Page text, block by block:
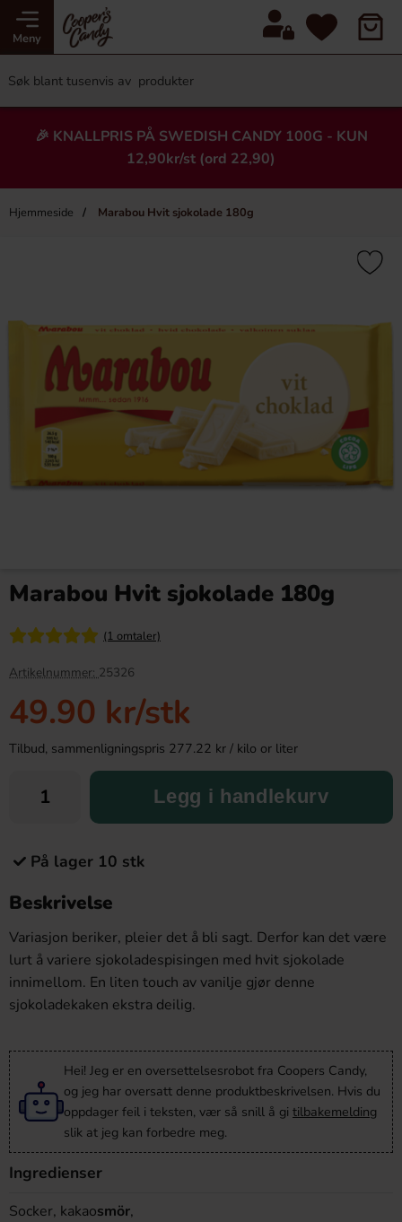
Meny
🎉 KNALLPRIS PÅ SWEDISH CANDY 100G - KUN
12,90kr/st (ord 22,90)
Hjemmeside Marabou Hvit sjokolade 180g
×
frutti 2.6kg
349.90 kr
Marabou Hvit sjokolade 180g
(1 omtaler)
Artikelnummer: 25326
49.90 kr/stk
Tilbud, sammenligningspris 277.22 kr / kilo or liter
Legg i handlekurv
På lager 10 stk
Beskrivelse
Variasjon beriker, pleier det å bli sagt. Derfor kan det være
lurt å variere sjokoladespisingen med hvit sjokolade
innimellom. En liten touch av vanilje gjør denne
sjokoladekaken ekstra deilig.
Hei! Jeg er en oversettelsesrobot fra Coopers Candy,
og jeg har oversatt denne produktbeskrivelsen. Hvis du
oppdager feil i teksten, vær så snill å gi tilbakemelding
slik at jeg kan forbedre meg.
Ingredienser
Socker, kakaosmör,